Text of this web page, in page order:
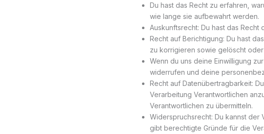
Du hast das Recht zu erfahren,
wie lange sie aufbewahrt werden.
Auskunftsrecht: Du hast das
Recht auf Berichtigung: Du hast
zu korrigieren sowie gelöscht
Wenn du uns deine Einwilligung
widerrufen und deine
Recht auf Datenübertragbarkeit:
Verarbeitung Verantwortlichen
Verantwortlichen zu übermitteln.
Widerspruchsrecht: Du kannst
gibt berechtigte Gründe für die